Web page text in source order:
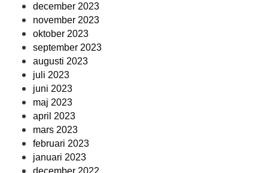
december 2023
november 2023
oktober 2023
september 2023
augusti 2023
juli 2023
juni 2023
maj 2023
april 2023
mars 2023
februari 2023
januari 2023